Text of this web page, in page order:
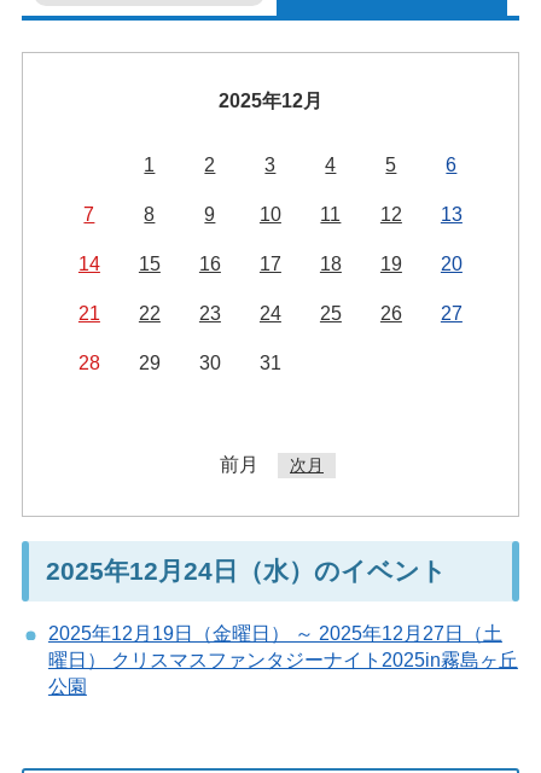
2025年12月
1 2 3 4 5 6
7 8 9 10 11 12 13
14 15 16 17 18 19 20
21 22 23 24 25 26 27
28 29 30 31
前月 次月
2025年12月24日（水）のイベント
2025年12月19日（金曜日） ～ 2025年12月27日（土
曜日） クリスマスファンタジーナイト2025in霧島ヶ丘
公園